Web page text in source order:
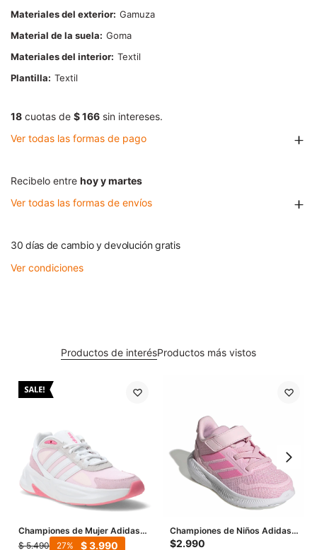
Materiales del exterior Gamuza
Material de la suela
Goma
Materiales del interior Textil
Plantilla
Textil
18 cuotas de $ 166 sin intereses.
Ver todas las formas de pago
Recibelo entre hoy y martes
Ver todas las formas de envíos
30 días de cambio y devolución gratis
Ver condiciones
Productos de interésProductos más vistos
Championes de Mujer Adidas
Ozelle Cloudfoam - Rosa -
$ 5.490 $3.990
27
Championes de Niños Adidas
Runfalcon 5 Infant - Rosado -
$2.990